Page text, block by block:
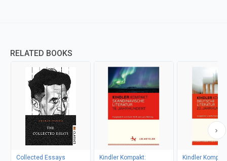
RELATED BOOKS
Collected Essays
Kindler Kompakt:
Kindler